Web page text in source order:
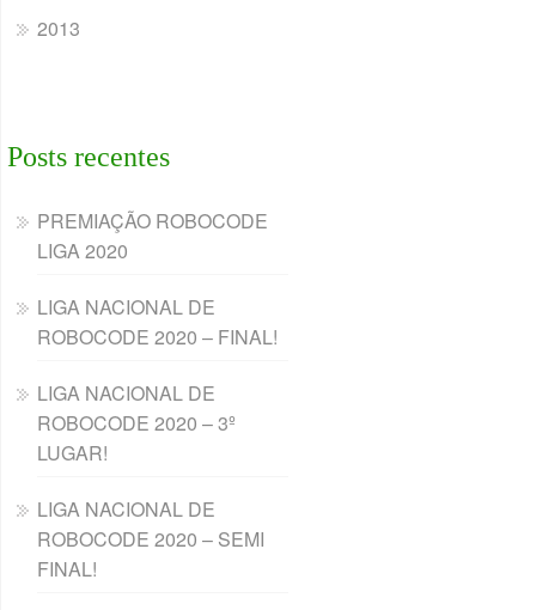
2013
Posts recentes
PREMIAÇÃO ROBOCODE
LIGA 2020
LIGA NACIONAL DE
ROBOCODE 2020 – FINAL!
LIGA NACIONAL DE
ROBOCODE 2020 – 3º
LUGAR!
LIGA NACIONAL DE
ROBOCODE 2020 – SEMI
FINAL!